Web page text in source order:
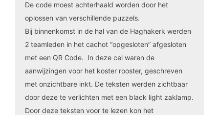
De code moest achterhaald worden door het
oplossen van verschillende puzzels.
Bij binnenkomst in de hal van de Haghakerk werden
2 teamleden in het cachot “opgesloten” afgesloten
met een QR Code. In deze cel waren de
aanwijzingen voor het koster rooster, geschreven
met onzichtbare inkt. De teksten werden zichtbaar
door deze te verlichten met een black light zaklamp.
Door deze teksten voor te lezen kon het